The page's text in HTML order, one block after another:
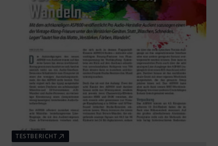
TESTBERICHT